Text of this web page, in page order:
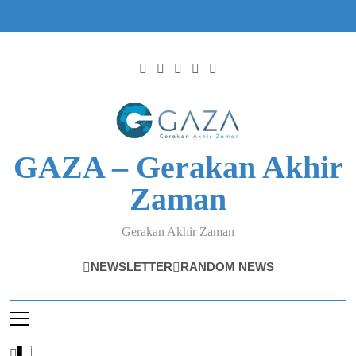
GAZA – Gerakan Akhir
Zaman
Gerakan Akhir Zaman
NEWSLETTER RANDOM NEWS